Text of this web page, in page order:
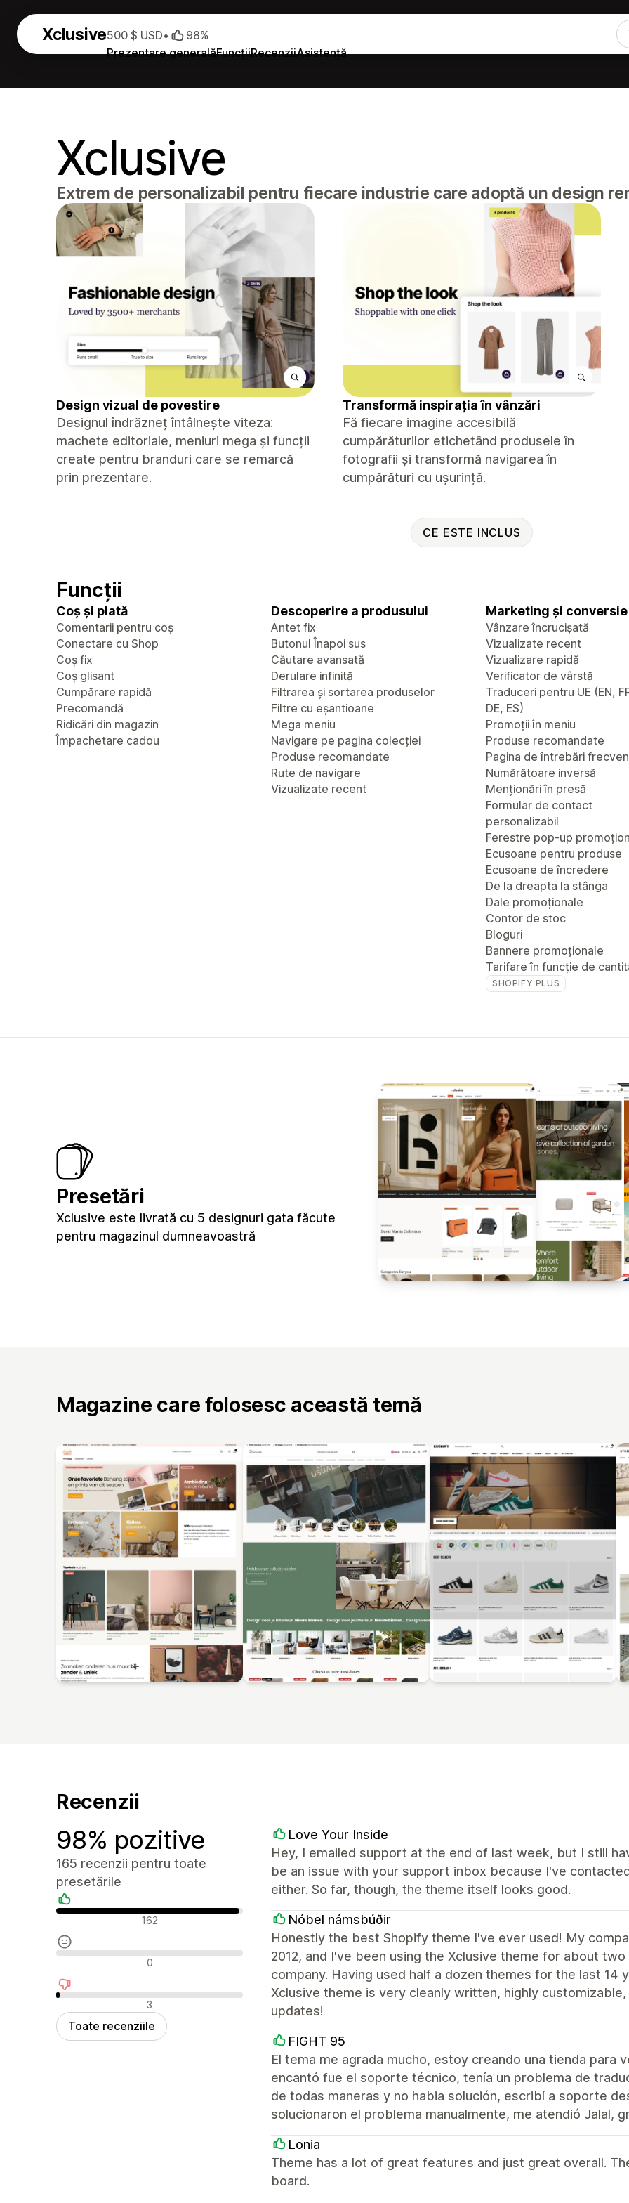
Xclusive
Prezentare generalăFuncțiiRecenziiAsistență
500 $ USD• 98%
Xclusive
Extrem de personalizabil pentru fiecare industrie care adoptă un design
Design vizual de povestire
Designul îndrăzneț întâlnește viteza:
machete editoriale, meniuri mega și funcții
create pentru branduri care se remarcă
prin prezentare.
Transformă inspirația în vânzări
Fă fiecare imagine accesibilă
cumpărăturilor etichetând produsele în
fotografii și transformă navigarea în
cumpărături cu ușurință.
CE ESTE INCLUS
Funcții
Coș și plată
Comentarii pentru coș
Conectare cu Shop
Coș fix
Coș glisant
Cumpărare rapidă
Precomandă
Ridicări din magazin
Împachetare cadou
Descoperire a produsului
Antet fix
Butonul Înapoi sus
Căutare avansată
Derulare infinită
Filtrarea și sortarea produselor
Filtre cu eșantioane
Mega meniu
Navigare pe pagina colecției
Produse recomandate
Rute de navigare
Vizualizate recent
Marketing și conversie
Vânzare încrucișată
Vizualizate recent
Vizualizare rapidă
Verificator de vârstă
Traduceri pentru UE (EN,
DE, ES)
Promoții în meniu
Produse recomandate
Pagina de întrebări
Numărătoare inversă
Menționări în presă
Formular de contact
personalizabil
Ferestre pop-up
Ecusoane pentru produse
Ecusoane de încredere
De la dreapta la stânga
Dale promoționale
Contor de stoc
Bloguri
Bannere promoționale
Tarifare în funcție de
SHOPIFY PLUS
Presetări
Xclusive este livrată cu 5 designuri gata făcute
pentru magazinul dumneavoastră
Magazine care folosesc această temă
Recenzii
98% pozitive
165 recenzii pentru toate
presetările
Recenzii pozitive162
Recenzii neutre 0
Recenzii negative3
Toate recenziile
Love Your Inside
Hey, I emailed support at the end of last week, but I still
be an issue with your support inbox because I've
either. So far, though, the theme itself looks good.
Nóbel námsbúðir
Honestly the best Shopify theme I've ever used! My
2012, and I've been using the Xclusive theme for about
company. Having used half a dozen themes for the last
Xclusive theme is very cleanly written, highly
updates!
FIGHT 95
El tema me agrada mucho, estoy creando una tienda para
encantó fue el soporte técnico, tenía un problema de
de todas maneras y no habia solución, escribí a soporte
solucionaron el problema manualmente, me atendió Jalal,
Lonia
Theme has a lot of great features and just great overall.
board.